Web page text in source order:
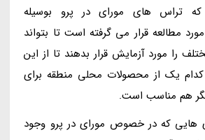
تراس های مورای در پرو بوسیله
مطالعه قرار می گرفته است تا بتواند
را مورد آزمایش قرار بدهند تا از این
یک از محصولات محلی منطقه برای
هم مناسب است.
هایی که در خصوص مورای در پرو وجود